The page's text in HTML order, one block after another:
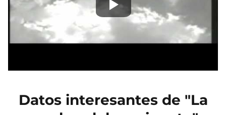
Datos interesantes de "La